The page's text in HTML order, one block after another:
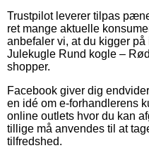
Trustpilot leverer tilpas
ret mange aktuelle
anbefaler vi, at du kigger
Julekugle Rund kogle –
shopper.
Facebook giver dig
en idé om e-forhandlerens
online outlets hvor du kan
tillige må anvendes til at
tilfredshed.